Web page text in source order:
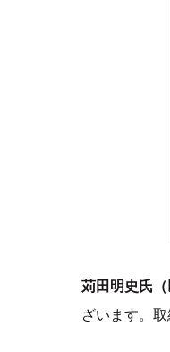
苅田明史氏（
ざいます。